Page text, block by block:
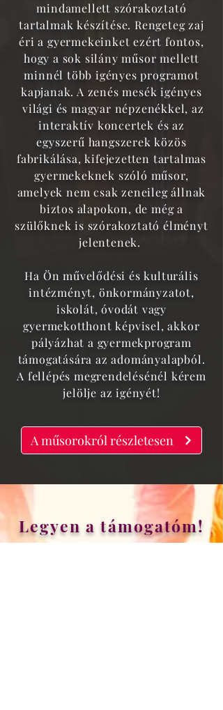
mindamellett szórakoztató
tartalmak készítése. Rengeteg zaj
éri a gyermekeinket ezért fontos,
hogy a sok silány műsor mellett
minnél több igényes programot
kapjanak. A zenés mesék igényes
világi és magyar népzenékkel, az
interaktív koncertek és az
egyszerű hangszerek közös
fabrikálása, kifejezetten tartalmas
gyermekeknek szóló műsor,
amelyek nem csak zeneileg állnak
biztos alapokon, de még a
szülőknek is szórakoztató élményt
jelentenek.
Ha Ön művelődési és kulturális
intézményt, önkormányzatot,
iskolát, óvodát vagy
gyermekotthont képvisel, akkor
pályázhat a gyermekprogram
támogatására az adományalapból.
A fellépés megrendelésénél kérem
jelölje az igényét!
A műsorokról részletesen
Legyen a támogatóm!